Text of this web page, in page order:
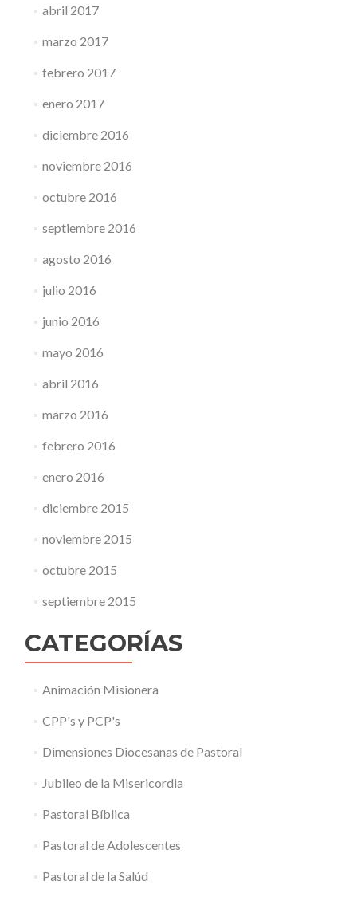
abril 2017
marzo 2017
febrero 2017
enero 2017
diciembre 2016
noviembre 2016
octubre 2016
septiembre 2016
agosto 2016
julio 2016
junio 2016
mayo 2016
abril 2016
marzo 2016
febrero 2016
enero 2016
diciembre 2015
noviembre 2015
octubre 2015
septiembre 2015
CATEGORÍAS
Animación Misionera
CPP's y PCP's
Dimensiones Diocesanas de Pastoral
Jubileo de la Misericordia
Pastoral Bíblica
Pastoral de Adolescentes
Pastoral de la Salúd